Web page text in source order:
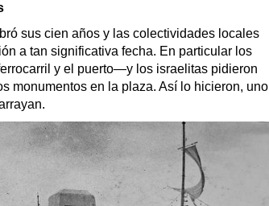
sus cien años y las colectividades locales
a tan significativa fecha. En particular los
y el puerto—y los israelitas pidieron
monumentos en la plaza. Así lo hicieron, uno